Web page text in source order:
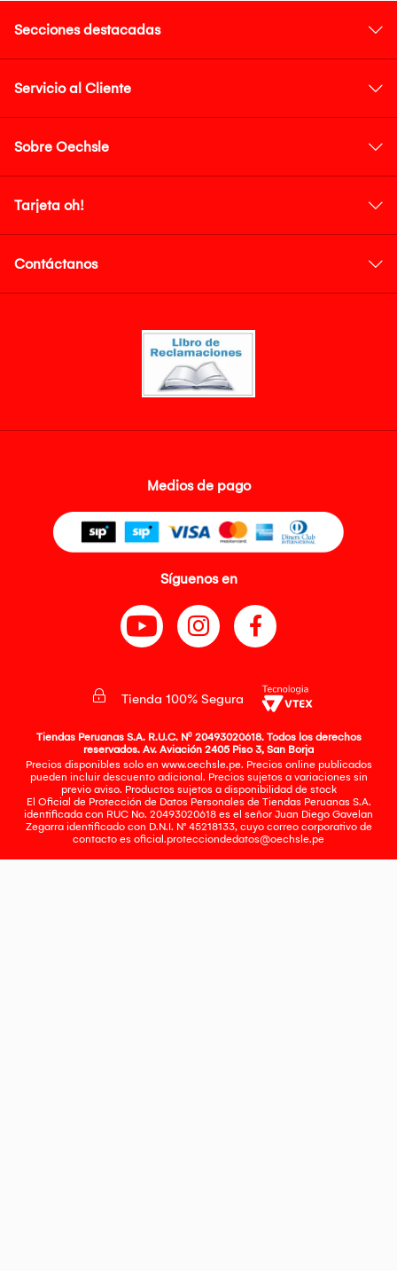
Secciones destacadas
Servicio al Cliente
Sobre Oechsle
Tarjeta oh!
Contáctanos
Medios de pago
Síguenos en
Tienda 100% Segura
Tiendas Peruanas S.A. R.U.C. Nº 20493020618. Todos los derechos
reservados. Av. Aviación 2405 Piso 3, San Borja
Precios disponibles solo en www.oechsle.pe. Precios online publicados
pueden incluir descuento adicional. Precios sujetos a variaciones sin
previo aviso. Productos sujetos a disponibilidad de stock
El Oficial de Protección de Datos Personales de Tiendas Peruanas S.A.
identificada con RUC No. 20493020618 es el señor Juan Diego Gavelan
Zegarra identificado con D.N.I. N° 45218133, cuyo correo corporativo de
contacto es oficial.protecciondedatos@oechsle.pe